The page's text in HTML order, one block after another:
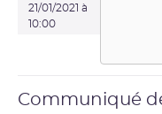
21/01/2021 à
10:00
Communiqué